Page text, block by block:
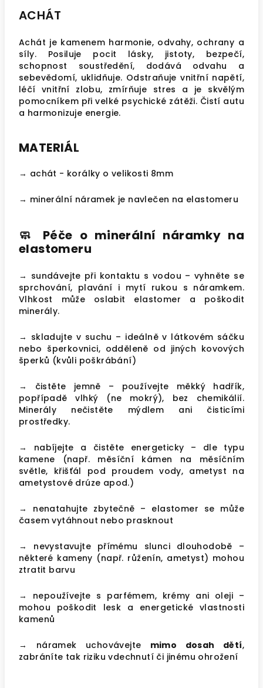
ACHÁT
Achát je kamenem harmonie, odvahy, ochrany a
síly. Posiluje pocit lásky, jistoty, bezpečí,
schopnost soustředění, dodává odvahu a
sebevědomí, uklidňuje. Odstraňuje vnitřní napětí,
léčí vnitřní zlobu, zmírňuje stres a je skvělým
pomocníkem při velké psychické zátěži. Čistí autu
a harmonizuje energie.
MATERIÁL
→ achát - korálky o velikosti 8mm
→ minerální náramek je navlečen na elastomeru
🧼 Péče o minerální náramky na
elastomeru
→ sundávejte při kontaktu s vodou – vyhněte se
sprchování, plavání i mytí rukou s náramkem.
Vlhkost může oslabit elastomer a poškodit
minerály.
→ skladujte v suchu – ideálně v látkovém sáčku
nebo šperkovnici, odděleně od jiných kovových
šperků (kvůli poškrábání)
→ čistěte jemně – používejte měkký hadřík,
popřípadě vlhký (ne mokrý), bez chemikálií.
Minerály nečistěte mýdlem ani čisticími
prostředky.
→ nabíjejte a čistěte energeticky – dle typu
kamene (např. měsíční kámen na měsíčním
světle, křišťál pod proudem vody, ametyst na
ametystové drúze apod.)
→ nenatahujte zbytečně – elastomer se může
časem vytáhnout nebo prasknout
→ nevystavujte přímému slunci dlouhodobě –
některé kameny (např. růženín, ametyst) mohou
ztratit barvu
→ nepoužívejte s parfémem, krémy ani oleji –
mohou poškodit lesk a energetické vlastnosti
kamenů
→ náramek uchovávejte mimo dosah dětí,
zabráníte tak riziku vdechnutí či jinému ohrožení